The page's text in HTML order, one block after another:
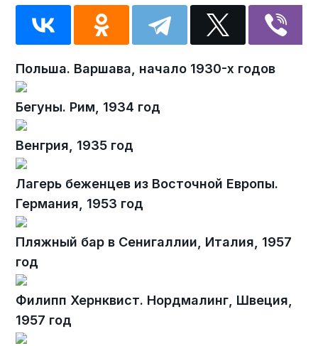
Польша. Варшава, начало 1930-х годов
Бегуны. Рим, 1934 год
Венгрия, 1935 год
Лагерь беженцев из Восточной Европы.
Германия, 1953 год
Пляжный бар в Сенигаллии, Италия, 1957
год
Филипп Хернквист. Нордмалинг, Швеция,
1957 год